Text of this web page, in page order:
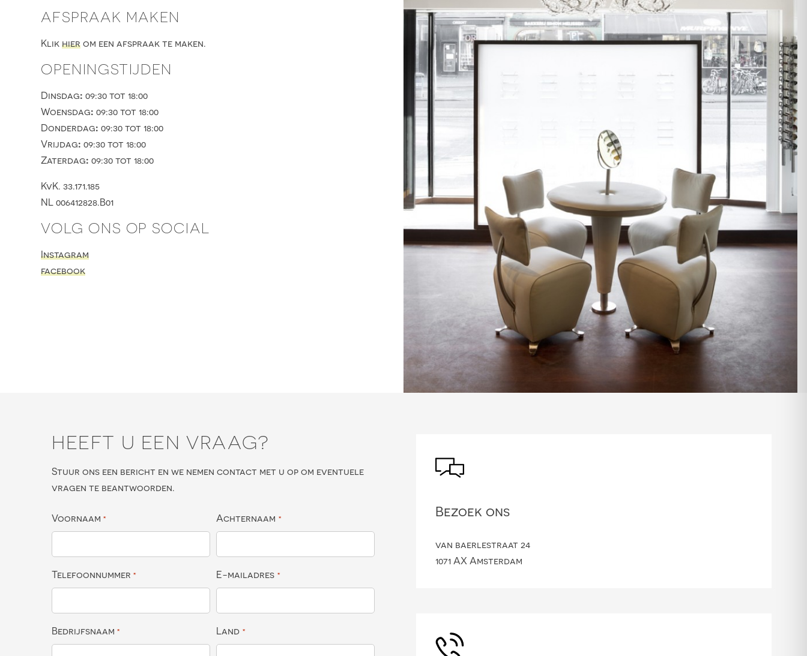
AFSPRAAK MAKEN
Klikhier om een afspraak te maken.
OPENINGSTIJDEN
Dinsdag: 09:30 tot 18:00
Woensdag: 09:30 tot 18:00
Donderdag: 09:30 tot 18:00
Vrijdag: 09:30 tot 18:00
Zaterdag: 09:30 tot 18:00
KvK. 33.171.185
NL 006412828.B01
VOLG ONS OP SOCIAL
Instagram
facebook
HEEFT U EEN VRAAG?
Stuur ons een bericht en we nemen contact met u op om eventuele
vragen te beantwoorden.
Voornaam * Achternaam *
Telefoonnummer * E-mailadres *
Bedrijfsnaam * Land *
Bezoek ons
van baerlestraat 24
1071 AX Amsterdam